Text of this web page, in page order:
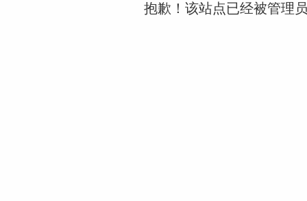
抱歉！该站点已经被管理